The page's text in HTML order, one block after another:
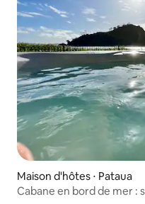
Maison d'hôtes ⋅ Pataua
Cabane en bord de mer :